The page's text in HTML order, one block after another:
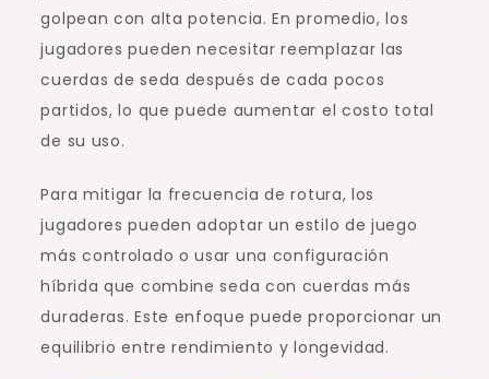
golpean con alta potencia. En promedio, los
jugadores pueden necesitar reemplazar las
cuerdas de seda después de cada pocos
partidos, lo que puede aumentar el costo total
de su uso.
Para mitigar la frecuencia de rotura, los
jugadores pueden adoptar un estilo de juego
más controlado o usar una configuración
híbrida que combine seda con cuerdas más
duraderas. Este enfoque puede proporcionar un
equilibrio entre rendimiento y longevidad.